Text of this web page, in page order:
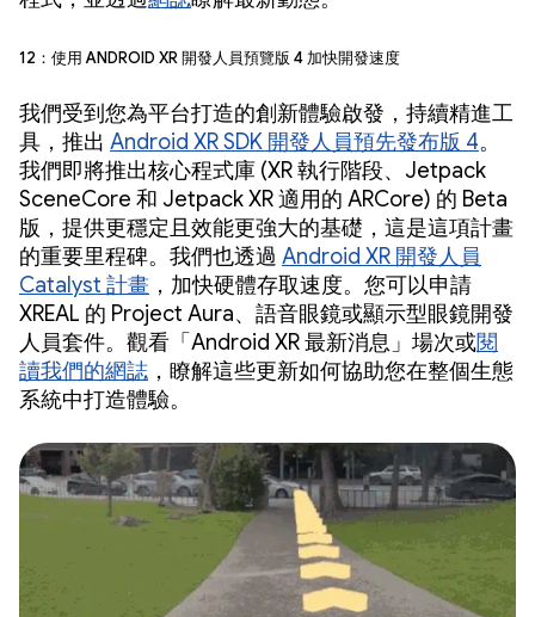
12：使用 Android XR 開發人員預覽版 4 加快開發速度
我們受到您為平台打造的創新體驗啟發，持續精進工
具，推出 Android XR SDK 開發人員預先發布版 4。
我們即將推出核心程式庫 (XR 執行階段、Jetpack
SceneCore 和 Jetpack XR 適用的 ARCore) 的 Beta
版，提供更穩定且效能更強大的基礎，這是這項計畫
的重要里程碑。我們也透過 Android XR 開發人員
Catalyst 計畫 ，加快硬體存取速度。您可以申請
XREAL 的 Project Aura、語音眼鏡或顯示型眼鏡開發
人員套件。觀看「Android XR 最新消息」場次或閱
讀我們的網誌 ，瞭解這些更新如何協助您在整個生態
系統中打造體驗。